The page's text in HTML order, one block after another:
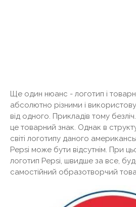
Ще один нюанс - логотип і
абсолютно різними і
від одного. Прикладів тому
це товарний знак. Однак в
світі логотипу даного
Pepsi може бути відсутнім. При
логотип Pepsi, швидше за все,
самостійний образотворчий